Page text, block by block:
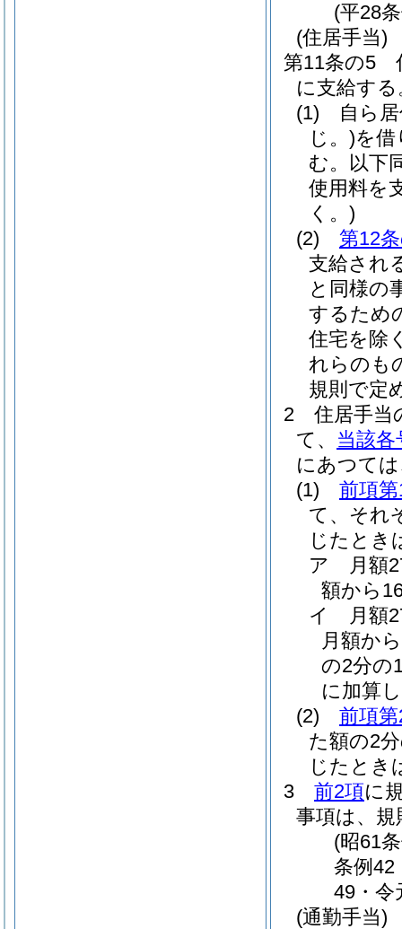
(平28
(住居手当)
第11条の5
に支給する
(1)
自ら
じ。)を借
む。以下
使用料を
く。)
(2)
第12
支給され
と同様の
するため
住宅を除
れらのも
規則で定
2
住居手当
て、 当該各
にあつて
(1)
前項
て、それ
じたとき
ア
月額
額から
イ
月額
月額か
の2分の
に加算
(2)
前項
た額の2
じたとき
3
前2項に
事項は、
(昭61
条例42
49・令
(通勤手当)